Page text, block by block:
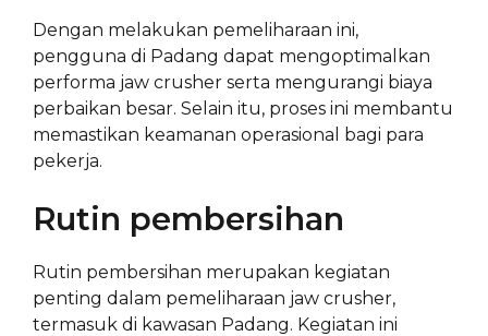
Dengan melakukan pemeliharaan ini,
pengguna di Padang dapat mengoptimalkan
performa jaw crusher serta mengurangi biaya
perbaikan besar. Selain itu, proses ini membantu
memastikan keamanan operasional bagi para
pekerja.
Rutin pembersihan
Rutin pembersihan merupakan kegiatan
penting dalam pemeliharaan jaw crusher,
termasuk di kawasan Padang. Kegiatan ini